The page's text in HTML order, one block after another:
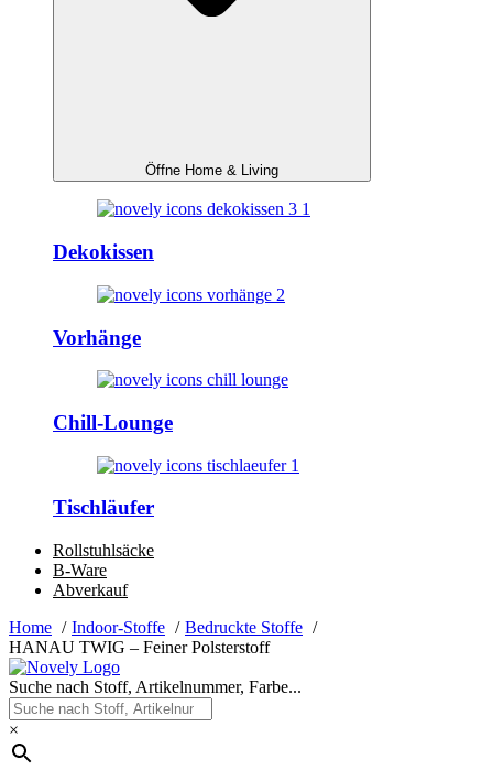
Öffne Home & Living
Dekokissen
Vorhänge
Chill-Lounge
Tischläufer
Rollstuhlsäcke
B-Ware
Abverkauf
Home
Indoor-Stoffe
Bedruckte Stoffe
HANAU TWIG – Feiner Polsterstoff
Suche nach Stoff, Artikelnummer, Farbe...
×